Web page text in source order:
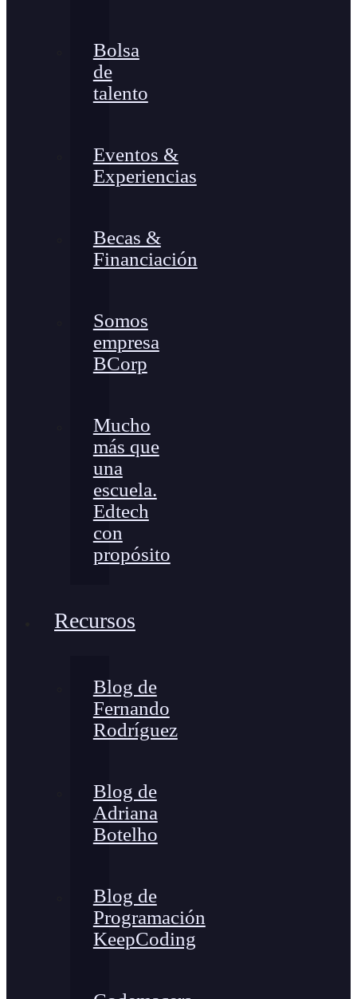
Bolsa
de
talento
Eventos &
Experiencias
Becas &
Financiación
Somos
empresa
BCorp
Mucho
más que
una
escuela.
Edtech
con
propósito
Recursos
Blog de
Fernando
Rodríguez
Blog de
Adriana
Botelho
Blog de
Programación
KeepCoding